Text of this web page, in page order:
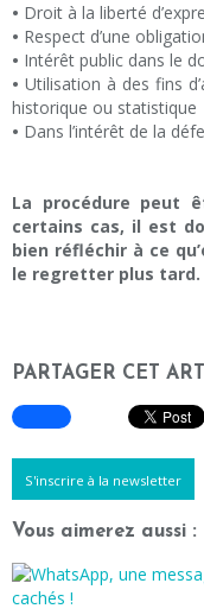
• Droit à la liberté
• Respect d’une
• Intérêt public dans le
• Utilisation à des fins
historique ou statistique
• Dans l’intérêt de la
La procédure peut
certains cas, il est
bien réfléchir à ce
le regretter plus tard.
PARTAGER CET
S'inscrire à la newsletter
Vous aimerez aussi :